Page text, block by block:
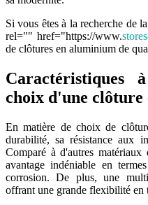
Si vous êtes à la recherche de
rel="" href="https://www.
de clôtures en aluminium de
Caractéristiques
choix d'une
En matière de choix de
durabilité, sa résistance aux
Comparé à d'autres
avantage indéniable en
corrosion. De plus, une
offrant une grande flexibilité en